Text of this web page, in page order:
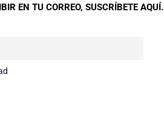
EN TU CORREO, SUSCRÍBETE AQUÍ.